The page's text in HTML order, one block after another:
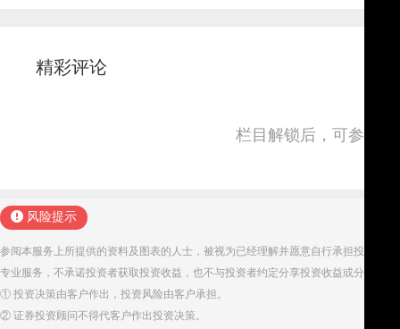
精彩评论
栏目解锁后，可参与
风险提示
参阅本服务上所提供的资料及图表的人士，被视为已经理解并愿意自行承担投资服
专业服务，不承诺投资者获取投资收益，也不与投资者约定分享投资收益或分担投
① 投资决策由客户作出，投资风险由客户承担。
② 证券投资顾问不得代客户作出投资决策。